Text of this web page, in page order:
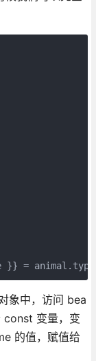
=
象中，访问 bea
const 变量，变
的值，赋值给